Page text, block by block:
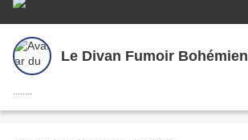
Le Divan Fumoir Bohémien
........